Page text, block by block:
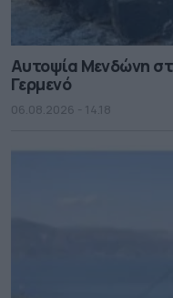
Αυτοψία Μενδώνη
Γερμενό
06.08.2026 - 14.18